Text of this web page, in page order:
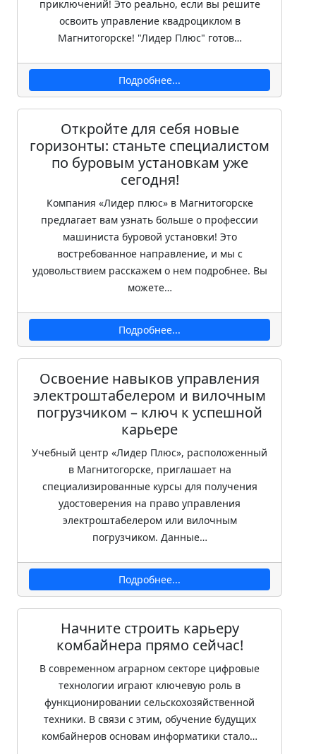
приключений! Это реально, если вы решите
освоить управление квадроциклом в
Магнитогорске! "Лидер Плюс" готов…
Подробнее...
Откройте для себя новые
горизонты: станьте специалистом
по буровым установкам уже
сегодня!
Компания «Лидер плюс» в Магнитогорске
предлагает вам узнать больше о профессии
машиниста буровой установки! Это
востребованное направление, и мы с
удовольствием расскажем о нем подробнее. Вы
можете…
Подробнее...
Освоение навыков управления
электроштабелером и вилочным
погрузчиком – ключ к успешной
карьере
Учебный центр «Лидер Плюс», расположенный
в Магнитогорске, приглашает на
специализированные курсы для получения
удостоверения на право управления
электроштабелером или вилочным
погрузчиком. Данные…
Подробнее...
Начните строить карьеру
комбайнера прямо сейчас!
В современном аграрном секторе цифровые
технологии играют ключевую роль в
функционировании сельскохозяйственной
техники. В связи с этим, обучение будущих
комбайнеров основам информатики стало…